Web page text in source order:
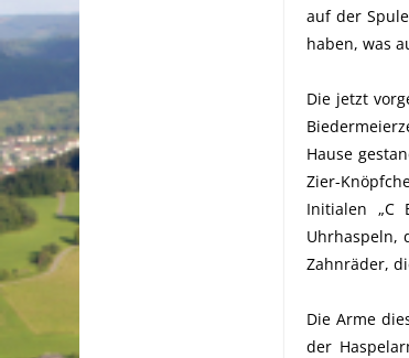
auf der
haben, was
Die jetzt
Hause
Zier-
Initialen „C
Uhrhaspeln,
Zahnräder,
Die Arme
der